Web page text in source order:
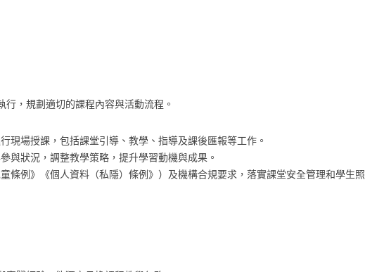
，規劃適切的課程內容與活動流程。
現場授課，包括課堂引導、教學、指導及課後匯報等工作。
與狀況，調整教學策略，提升學習動機與成果。
條例》《個人資料（私隱）條例》）及機構合規要求，落實課堂安全管理和學生照